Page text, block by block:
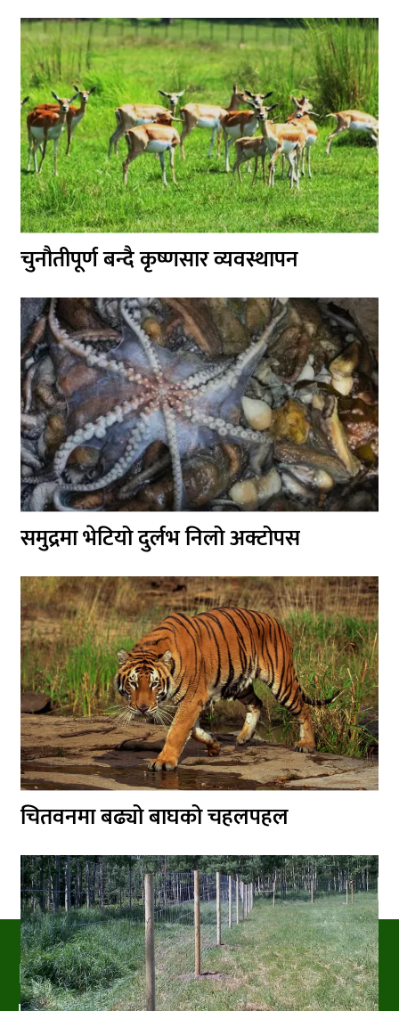
चुनौतीपूर्ण बन्दै कृष्णसार व्यवस्थापन
समुद्रमा भेटियो दुर्लभ निलो अक्टोपस
चितवनमा बढ्यो बाघको चहलपहल
PRAKRITIPRESS